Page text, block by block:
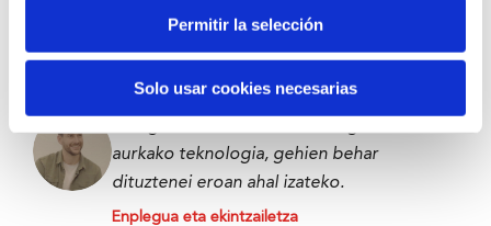
Permitir la selección
Solo usar cookies necesarias
aurkako teknologia, gehien behar
dituztenei eroan ahal izateko.
Enplegua eta ekintzailetza